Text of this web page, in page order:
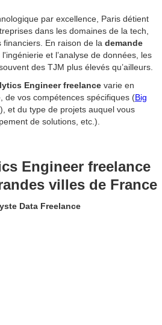
par excellence, Paris détient
dans les domaines de la tech,
En raison de la demande
l'ingénierie et l’analyse de données, les
des TJM plus élevés qu’ailleurs.
Engineer freelance varie en
de vos compétences spécifiques (Big
et du type de projets auquel vous
de solutions, etc.).
Engineer freelance
villes de France
Data Freelance